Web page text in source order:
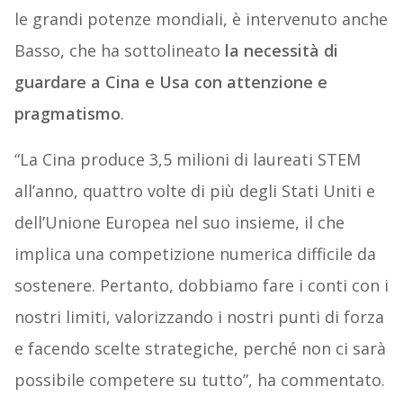
le grandi potenze mondiali, è intervenuto anche
Basso, che ha sottolineato la necessità di
guardare a Cina e Usa con attenzione e
pragmatismo.
“La Cina produce 3,5 milioni di laureati STEM
all’anno, quattro volte di più degli Stati Uniti e
dell’Unione Europea nel suo insieme, il che
implica una competizione numerica difficile da
sostenere. Pertanto, dobbiamo fare i conti con i
nostri limiti, valorizzando i nostri punti di forza
e facendo scelte strategiche, perché non ci sarà
possibile competere su tutto”, ha commentato.